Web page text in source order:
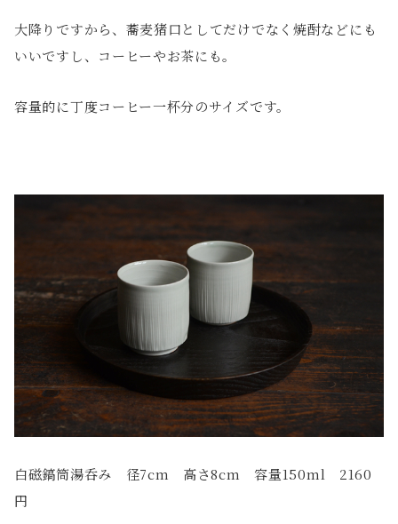
大降りですから、蕎麦猪口としてだけでなく焼酎などにも
いいですし、コーヒーやお茶にも。
容量的に丁度コーヒー一杯分のサイズです。
白磁鎬筒湯呑み 径7cm 高さ8cm 容量150ml 2160
円